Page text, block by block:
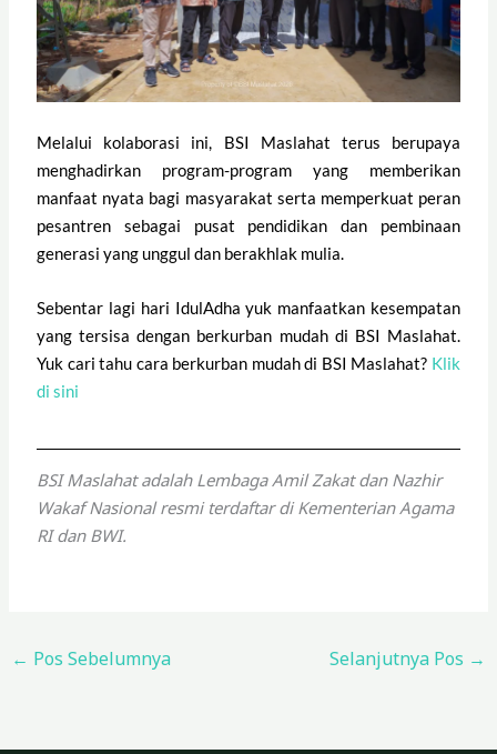
Melalui kolaborasi ini, BSI Maslahat terus berupaya
menghadirkan program-program yang memberikan
manfaat nyata bagi masyarakat serta memperkuat peran
pesantren sebagai pusat pendidikan dan pembinaan
generasi yang unggul dan berakhlak mulia.
Sebentar lagi hari IdulAdha yuk manfaatkan kesempatan
yang tersisa dengan berkurban mudah di BSI Maslahat.
Yuk cari tahu cara berkurban mudah di BSI Maslahat? Klik
di sini
BSI Maslahat adalah Lembaga Amil Zakat dan Nazhir
Wakaf Nasional resmi terdaftar di Kementerian Agama
RI dan BWI.
← Pos Sebelumnya Selanjutnya Pos →